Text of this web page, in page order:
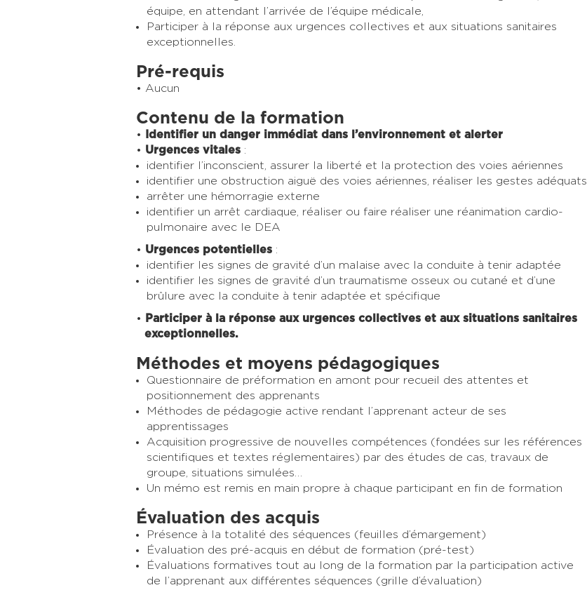
équipe, en attendant l’arrivée de l’équipe médicale,
Participer à la réponse aux urgences collectives et aux situations sanitaires
exceptionnelles.
Pré-requis
Aucun
Contenu de la formation
Identifier un danger immédiat dans l’environnement et alerter
Urgences vitales :
identifier l’inconscient, assurer la liberté et la protection des voies aériennes
identifier une obstruction aiguë des voies aériennes, réaliser les gestes adéquats
arrêter une hémorragie externe
identifier un arrêt cardiaque, réaliser ou faire réaliser une réanimation cardio-
pulmonaire avec le DEA
Urgences potentielles :
identifier les signes de gravité d’un malaise avec la conduite à tenir adaptée
identifier les signes de gravité d’un traumatisme osseux ou cutané et d’une
brûlure avec la conduite à tenir adaptée et spécifique
Participer à la réponse aux urgences collectives et aux situations sanitaires
exceptionnelles.
Méthodes et moyens pédagogiques
Questionnaire de préformation en amont pour recueil des attentes et
positionnement des apprenants
Méthodes de pédagogie active rendant l’apprenant acteur de ses
apprentissages
Acquisition progressive de nouvelles compétences (fondées sur les références
scientifiques et textes réglementaires) par des études de cas, travaux de
groupe, situations simulées…
Un mémo est remis en main propre à chaque participant en fin de formation
Évaluation des acquis
Présence à la totalité des séquences (feuilles d’émargement)
Évaluation des pré-acquis en début de formation (pré-test)
Évaluations formatives tout au long de la formation par la participation active
de l’apprenant aux différentes séquences (grille d’évaluation)